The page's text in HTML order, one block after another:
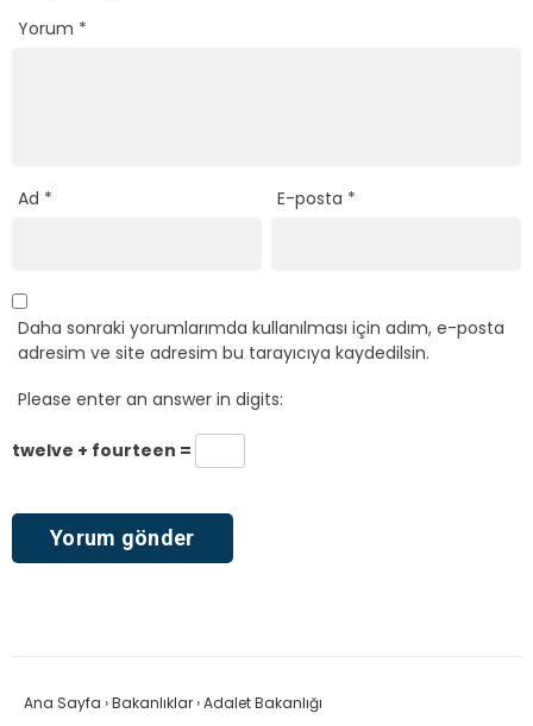
Yorum *
Ad * E-posta *
Daha sonraki yorumlarımda kullanılması için adım, e-posta
adresim ve site adresim bu tarayıcıya kaydedilsin.
Please enter an answer in digits:
twelve + fourteen =
Ana Sayfa ›Bakanlıklar›Adalet Bakanlığı